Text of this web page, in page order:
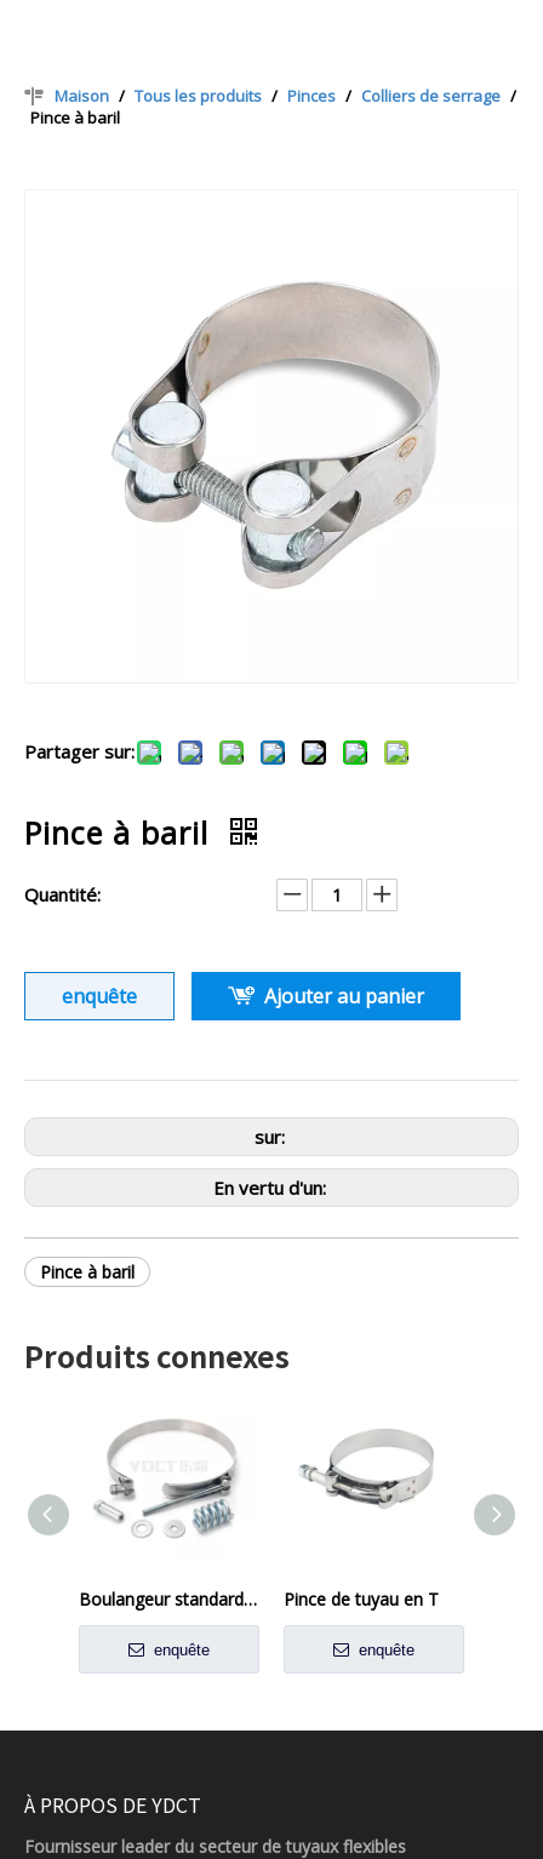
Maison / Tous les produits / Pinces / Colliers de serrage /
Pince à baril
Partager sur:
Pince à baril
Quantité:
enquête Ajouter au panier
sur:
En vertu d'un:
Pince à baril
Produits connexes
Boulangeur standard de serrage chargé à ressort en T-boulon avec petit ressort
enquête
Pince de tuyau en T
enquête
À PROPOS DE YDCT
Fournisseur leader du secteur de tuyaux flexibles